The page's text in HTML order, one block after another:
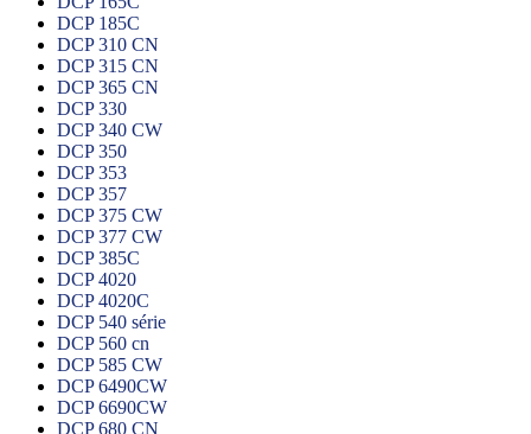
DCP 185C
DCP 310 CN
DCP 315 CN
DCP 365 CN
DCP 330
DCP 340 CW
DCP 350
DCP 353
DCP 357
DCP 375 CW
DCP 377 CW
DCP 385C
DCP 4020
DCP 4020C
DCP 540 série
DCP 560 cn
DCP 585 CW
DCP 6490CW
DCP 6690CW
DCP 680 CN